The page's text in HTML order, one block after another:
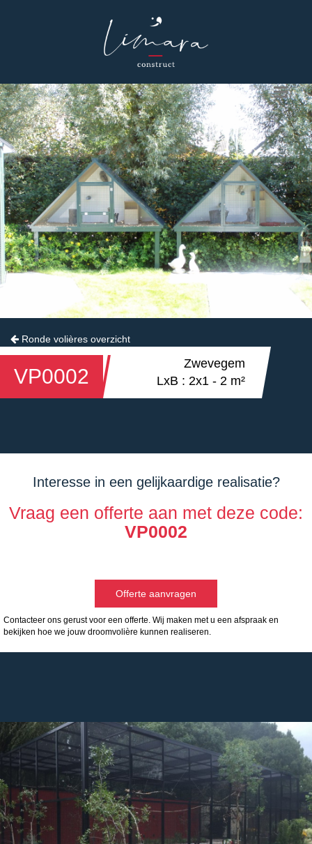
Ronde volières overzicht
VP0002
Zwevegem
LxB : 2x1 - 2 m²
Interesse in een gelijkaardige realisatie?
Vraag een offerte aan met deze code:
VP0002
Offerte aanvragen
Contacteer ons gerust voor een offerte. Wij maken met u een afspraak en
bekijken hoe we jouw droomvolière kunnen realiseren.